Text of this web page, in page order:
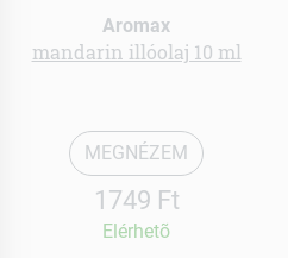
Aromax
mandarin illóolaj 10 ml
MEGNÉZEM
1749 Ft
Elérhetõ